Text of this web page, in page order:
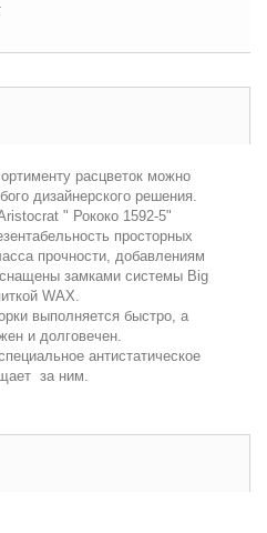
расцветок можно
дизайнерского решения.
" Рококо 1592-5"
просторных
прочности, добавлениям
замками системы Big
WAX.
выполняется быстро, а
и долговечен.
антистатическое
за ним.